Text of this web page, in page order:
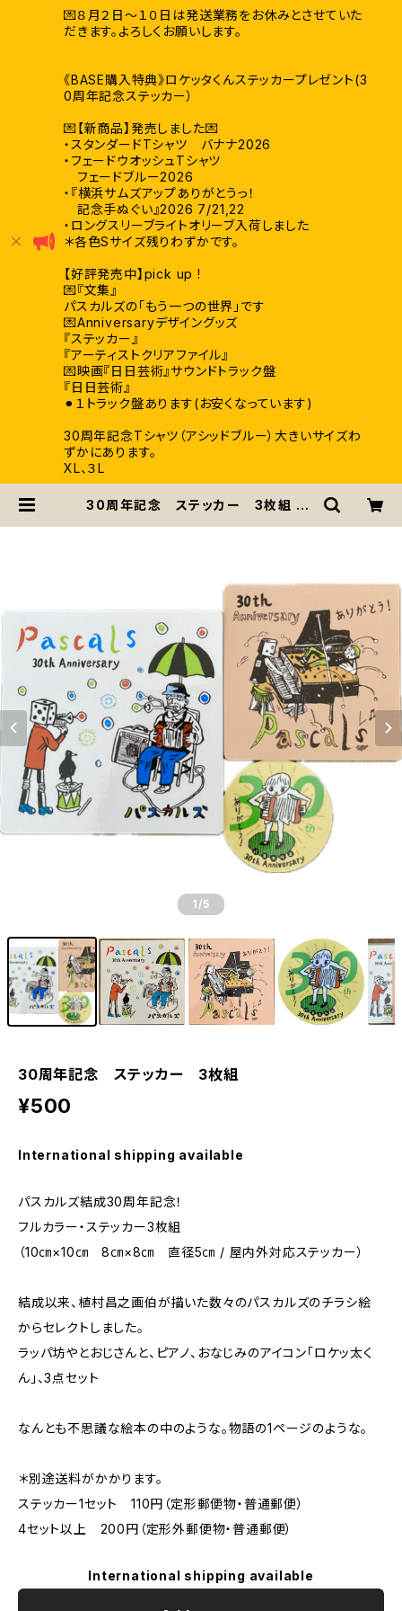
💌８月２日〜１０日は発送業務をお休みとさせていた
だきます。よろしくお願いします。
《BASE購入特典》ロケッタくんステッカープレゼント(3
0周年記念ステッカー）
💌【新商品】発売しました💌
・スタンダードTシャツ バナナ2026
・フェードウオッシュTシャツ
フェードブルー2026
・『横浜サムズアップありがとうっ！
記念手ぬぐい』2026 7/21,22
・ロングスリーブライトオリーブ入荷しました
＊各色Sサイズ残りわずかです。
【好評発売中】pick up !
💌『文集』
パスカルズの「もう一つの世界」です
💌Anniversaryデザイングッズ
『ステッカー』
『アーティストクリアファイル』
💌映画『日日芸術』サウンドトラック盤
『日日芸術』
⚫︎１トラック盤あります(お安くなっています)
30周年記念Tシャツ（アシッドブルー）大きいサイズわ
ずかにあります。
XL、３L
30周年記念 ステッカー 3枚組 | p
1 /5
30周年記念 ステッカー 3枚組
¥500
International shipping available
パスカルズ結成30周年記念！
フルカラー・ステッカー3枚組
（10㎝×10㎝ 8㎝×8㎝ 直径5㎝ / 屋内外対応ステッカー）
結成以来、植村昌之画伯が描いた数々のパスカルズのチラシ絵
からセレクトしました。
ラッパ坊やとおじさんと、ピアノ、おなじみのアイコン「ロケッ太く
ん」、3点セット
なんとも不思議な絵本の中のような。物語の1ページのような。
＊別途送料がかかります。
ステッカー1セット 110円（定形郵便物・普通郵便）
4セット以上 200円（定形外郵便物・普通郵便）
International shipping available